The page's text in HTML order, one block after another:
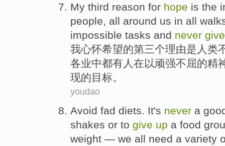
My third reason for hope is the
people, all around us in all
impossible tasks and never
我心怀希望的第三个理由是 人类
各业中都有人 在以顽强不屈的精
现的目标。
youdao
Avoid fad diets . It's never a
shakes or to give up a food
weight — we all need a variety